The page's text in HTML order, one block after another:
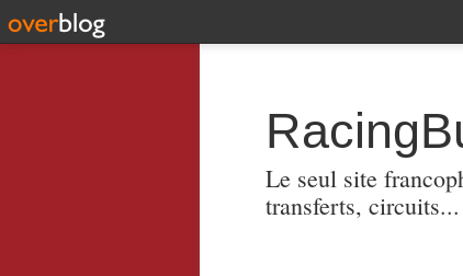
Le seul site
transferts, circuits...